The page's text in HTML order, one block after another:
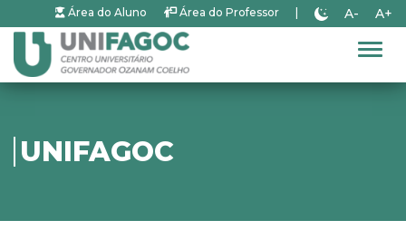
Área do Aluno Área do Professor A- A+
UNIFAGOC